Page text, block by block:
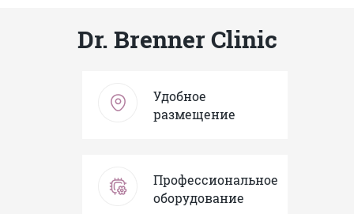
Dr. Brenner Clinic
Удобное
размещение
Профессиональное
оборудование